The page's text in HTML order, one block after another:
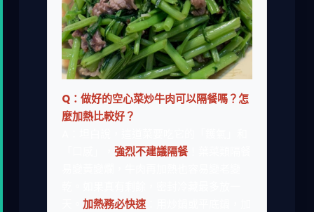
Q：做好的空心菜炒牛肉可以隔餐嗎？怎
麼加熱比較好？
強烈不建議隔餐！葉菜類隔餐
加熱務必快速：用炒鍋或平底鍋，加